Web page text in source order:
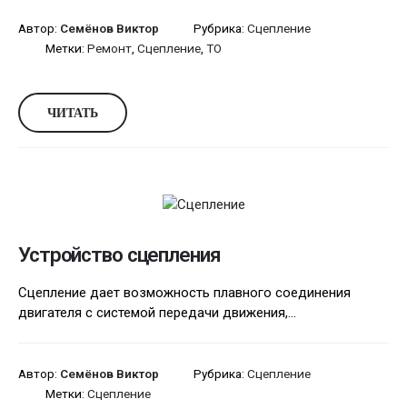
Автор: Семёнов Виктор Рубрика: Сцепление
Метки: Ремонт Сцепление ТО
ЧИТАТЬ
Устройство сцепления
Сцепление дает возможность плавного соединения
двигателя с системой передачи движения,...
Автор: Семёнов Виктор Рубрика: Сцепление
Метки: Сцепление